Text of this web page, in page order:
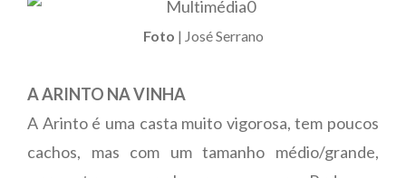
Foto | José Serrano
A ARINTO NA VINHA
A Arinto é uma casta muito vigorosa, tem poucos
cachos, mas com um tamanho médio/grande,